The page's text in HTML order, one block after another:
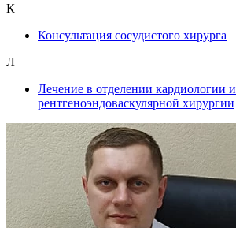
К
Консультация сосудистого хирурга
Л
Лечение в отделении кардиологии и
рентгеноэндоваскулярной хирургии